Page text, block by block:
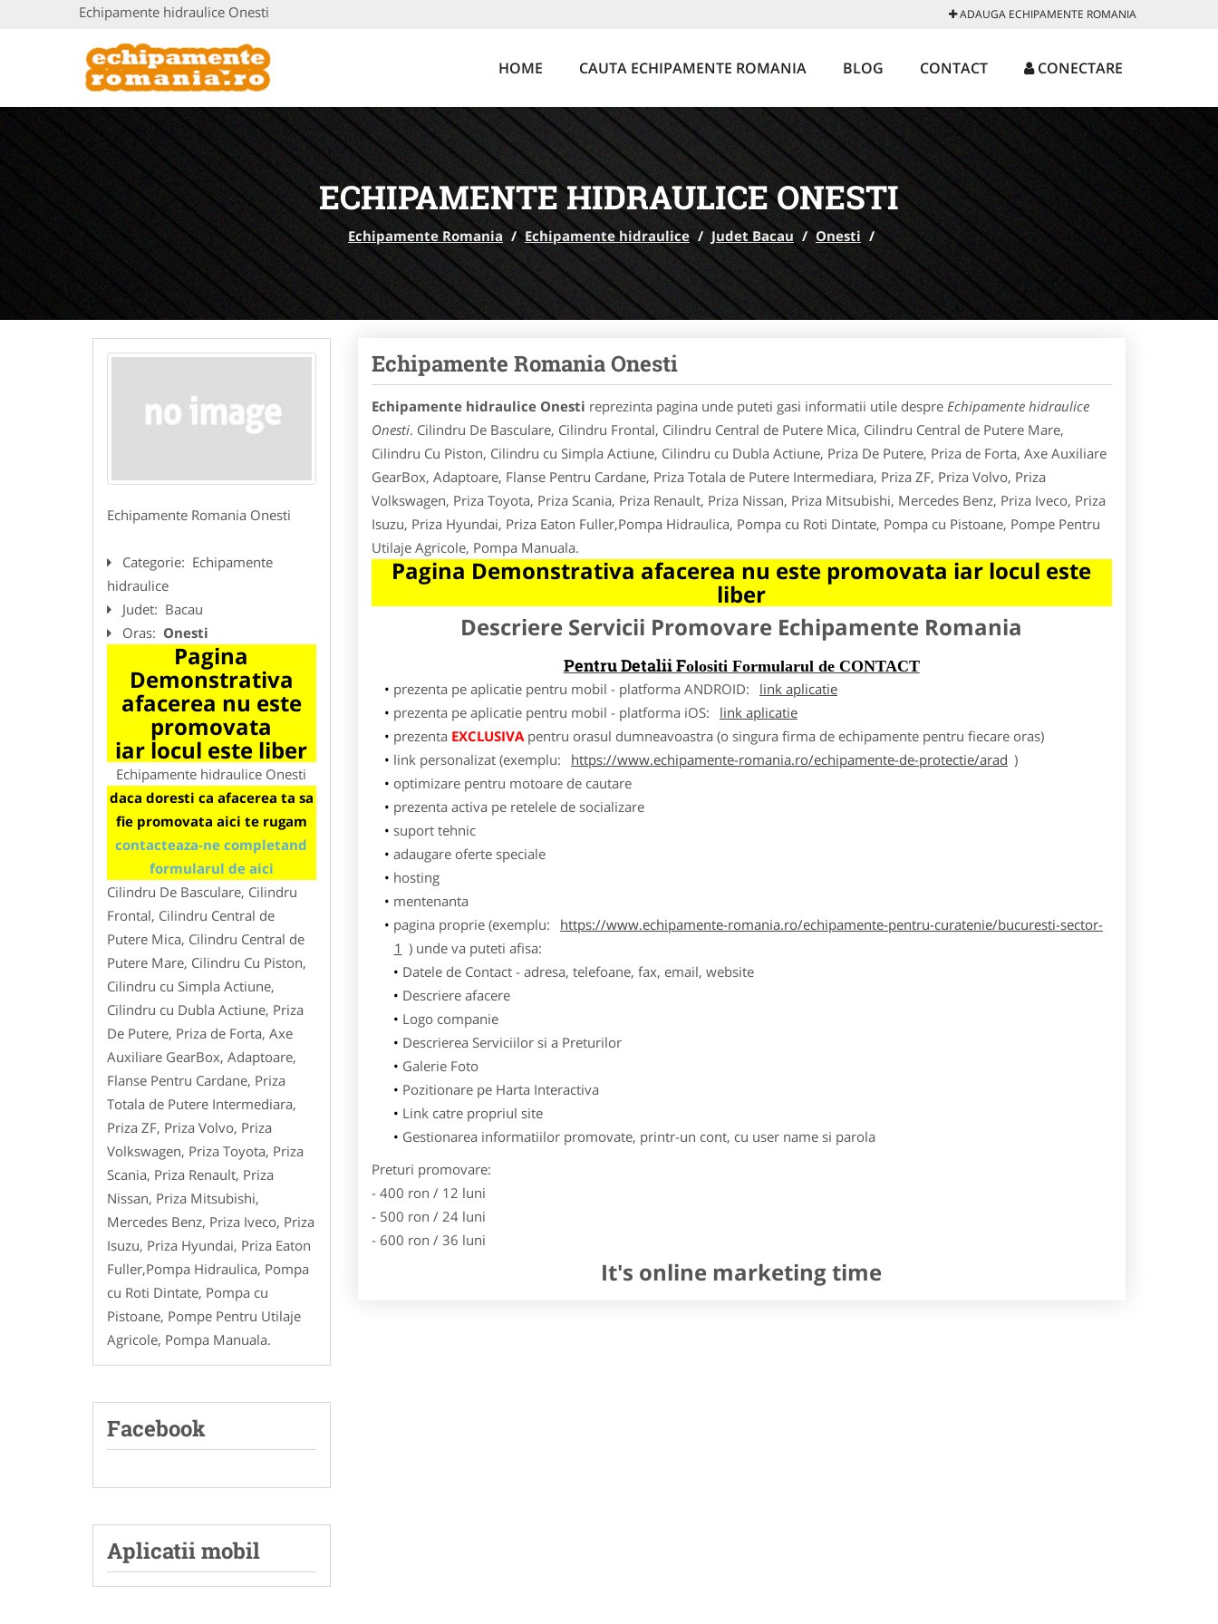
Echipamente hidraulice Onesti ADAUGA ECHIPAMENTE ROMANIA
HOME CAUTA ECHIPAMENTE ROMANIA BLOG CONTACT CONECTARE
ECHIPAMENTE HIDRAULICE ONESTI
Echipamente Romania / Echipamente hidraulice / Judet Bacau / Onesti /
Echipamente Romania Onesti
Categorie: Echipamente
hidraulice
Judet: Bacau
Oras: Onesti
Pagina
Demonstrativa
afacerea nu este
promovata
iar locul este liber
Echipamente hidraulice Onesti
daca doresti ca afacerea ta sa
fie promovata aici te rugam
contacteaza-ne completand
formularul de aici
Cilindru De Basculare, Cilindru
Frontal, Cilindru Central de
Putere Mica, Cilindru Central de
Putere Mare, Cilindru Cu Piston,
Cilindru cu Simpla Actiune,
Cilindru cu Dubla Actiune, Priza
De Putere, Priza de Forta, Axe
Auxiliare GearBox, Adaptoare,
Flanse Pentru Cardane, Priza
Totala de Putere Intermediara,
Priza ZF, Priza Volvo, Priza
Volkswagen, Priza Toyota, Priza
Scania, Priza Renault, Priza
Nissan, Priza Mitsubishi,
Mercedes Benz, Priza Iveco, Priza
Isuzu, Priza Hyundai, Priza Eaton
Fuller,Pompa Hidraulica, Pompa
cu Roti Dintate, Pompa cu
Pistoane, Pompe Pentru Utilaje
Agricole, Pompa Manuala.
Facebook
Aplicatii mobil
Echipamente Romania Onesti
Echipamente hidraulice Onesti reprezinta pagina unde puteti gasi informatii utile despre Echipamente hidraulice
Onesti. Cilindru De Basculare, Cilindru Frontal, Cilindru Central de Putere Mica, Cilindru Central de Putere Mare,
Cilindru Cu Piston, Cilindru cu Simpla Actiune, Cilindru cu Dubla Actiune, Priza De Putere, Priza de Forta, Axe Auxiliare
GearBox, Adaptoare, Flanse Pentru Cardane, Priza Totala de Putere Intermediara, Priza ZF, Priza Volvo, Priza
Volkswagen, Priza Toyota, Priza Scania, Priza Renault, Priza Nissan, Priza Mitsubishi, Mercedes Benz, Priza Iveco, Priza
Isuzu, Priza Hyundai, Priza Eaton Fuller,Pompa Hidraulica, Pompa cu Roti Dintate, Pompa cu Pistoane, Pompe Pentru
Utilaje Agricole, Pompa Manuala.
Pagina Demonstrativa afacerea nu este promovata iar locul este
liber
Descriere Servicii Promovare Echipamente Romania
Pentru Detalii Folositi Formularul de CONTACT
prezenta pe aplicatie pentru mobil - platforma ANDROID:
link aplicatie
prezenta pe aplicatie pentru mobil - platforma iOS:
link aplicatie
prezenta EXCLUSIVApentru orasul dumneavoastra (o singura firma de echipamente pentru fiecare oras)
link personalizat (exemplu:
https://www.echipamente-romania.ro/echipamente-de-protectie/arad )
optimizare pentru motoare de cautare
prezenta activa pe retelele de socializare
suport tehnic
adaugare oferte speciale
hosting
mentenanta
pagina proprie (exemplu:
https://www.echipamente-romania.ro/echipamente-pentru-curatenie/bucuresti-sector-
1 ) unde va puteti afisa:
Datele de Contact - adresa, telefoane, fax, email, website
Descriere afacere
Logo companie
Descrierea Serviciilor si a Preturilor
Galerie Foto
Pozitionare pe Harta Interactiva
Link catre propriul site
Gestionarea informatiilor promovate, printr-un cont, cu user name si parola
Preturi promovare:
- 400 ron / 12 luni
- 500 ron / 24 luni
- 600 ron / 36 luni
It's online marketing time